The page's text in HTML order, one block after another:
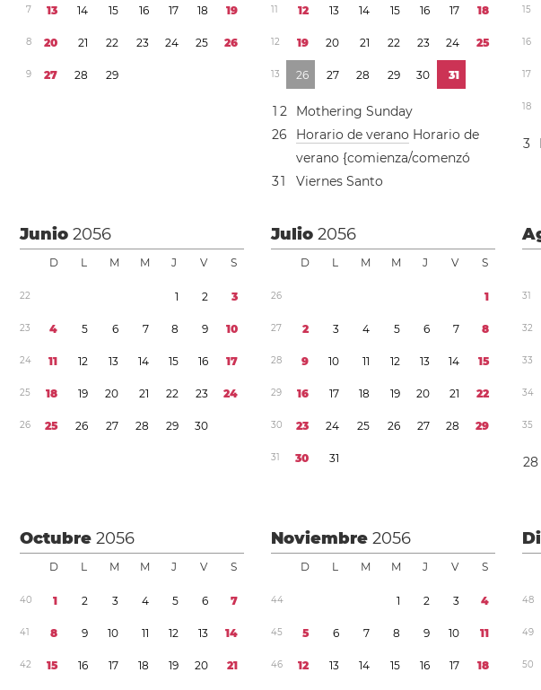
7 13 14 15 16 17 18 19
8 20 21 22 23 24 25 26
9 27 28 29
11 12 13 14 15 16 17 18
12 19 20 21 22 23 24 25
13 26 27 28 29 30 31
1 2
Mothering Sunday
26 Horario de verano Horario de
verano {comienza/comenzó
31 Viernes Santo
15
16
17
18
3
Junio2056
D L M M J V S
22 1 2 3
23 4 5 6 7 8 9 10
24 11 12 13 14 15 16 17
25 18 19 20 21 22 23 24
26 25 26 27 28 29 30
Julio2056
D L M M J V S
26 1
27 2 3 4 5 6 7 8
28 9 10 11 12 13 14 15
29 16 17 18 19 20 21 22
30 23 24 25 26 27 28 29
31 30 31
31
32
33
34
35
28
Octubre2056
D L M M J V S
40 1 2 3 4 5 6 7
41 8 9 10 11 12 13 14
42 15 16 17 18 19 20 21
Noviembre2056
D L M M J V S
44 1 2 3 4
45 5 6 7 8 9 10 11
46 12 13 14 15 16 17 18
48
49
50